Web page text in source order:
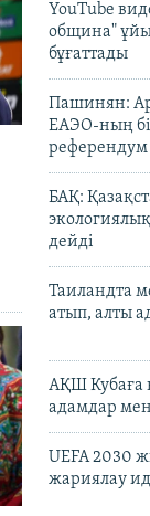
YouTube
община"
бұғаттады
Пашинян:
ЕАЭО-ның
референдум
БАҚ:
дейді
Таиландта
атып, алты
АҚШ Кубаға
адамдар
UEFA 2030
жариялау